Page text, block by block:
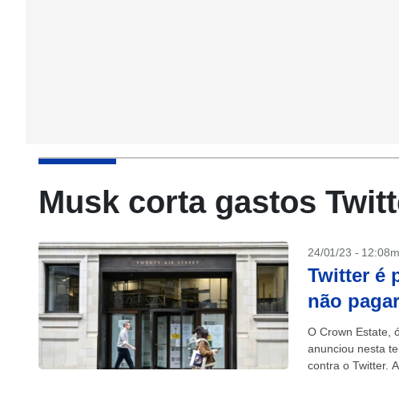
Musk corta gastos
24/01/23 -
Twitter é
não
O Crown Estate,
anunciou nesta
contra o Twitter.